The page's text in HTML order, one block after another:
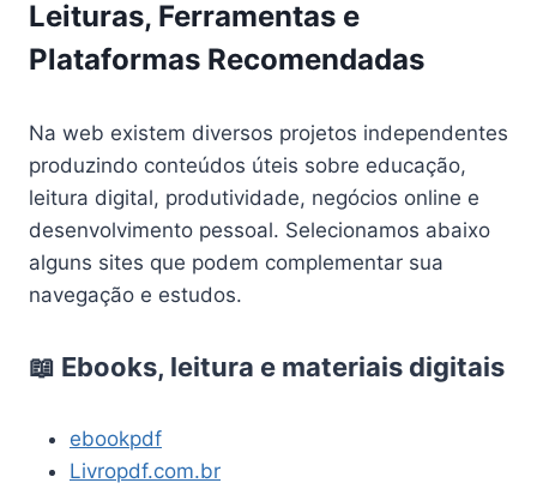
Leituras, Ferramentas e
Plataformas Recomendadas
Na web existem diversos projetos independentes
produzindo conteúdos úteis sobre educação,
leitura digital, produtividade, negócios online e
desenvolvimento pessoal. Selecionamos abaixo
alguns sites que podem complementar sua
navegação e estudos.
📖 Ebooks, leitura e materiais digitais
ebookpdf
Livropdf.com.br